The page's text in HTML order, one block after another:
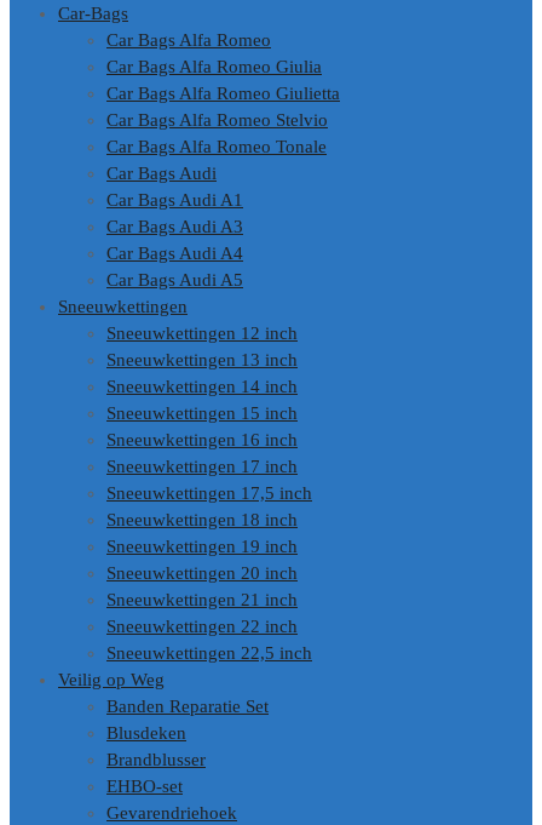
Car-Bags
Car Bags Alfa Romeo
Car Bags Alfa Romeo Giulia
Car Bags Alfa Romeo Giulietta
Car Bags Alfa Romeo Stelvio
Car Bags Alfa Romeo Tonale
Car Bags Audi
Car Bags Audi A1
Car Bags Audi A3
Car Bags Audi A4
Car Bags Audi A5
Sneeuwkettingen
Sneeuwkettingen 12 inch
Sneeuwkettingen 13 inch
Sneeuwkettingen 14 inch
Sneeuwkettingen 15 inch
Sneeuwkettingen 16 inch
Sneeuwkettingen 17 inch
Sneeuwkettingen 17,5 inch
Sneeuwkettingen 18 inch
Sneeuwkettingen 19 inch
Sneeuwkettingen 20 inch
Sneeuwkettingen 21 inch
Sneeuwkettingen 22 inch
Sneeuwkettingen 22,5 inch
Veilig op Weg
Banden Reparatie Set
Blusdeken
Brandblusser
EHBO-set
Gevarendriehoek